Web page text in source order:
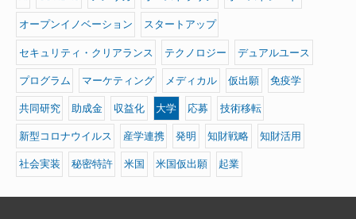
f
o
r
:
オープンイノベーション スタートアップ
セキュリティ・クリアランス テクノロジー デュアルユース
プログラム マーケティング メディカル 仮出願 免疫学
共同研究 助成金 収益化 大学 応募 技術移転
新型コロナウイルス 産学連携 発明 知財戦略 知財活用
社会実装 秘密特許 米国 米国仮出願 起業